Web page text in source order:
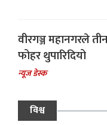
वीरगञ्ज महानगरले
फोहर थुपारिदियो
न्यूज डेस्क
विश्व